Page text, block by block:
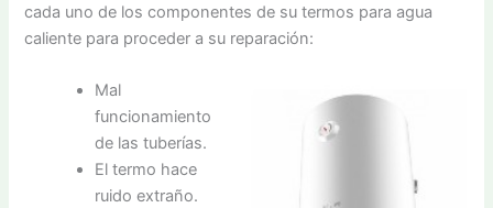
cada uno de los componentes de su termos para agua
caliente para proceder a su reparación:
Mal
funcionamiento
de las tuberías.
El termo hace
ruido extraño.